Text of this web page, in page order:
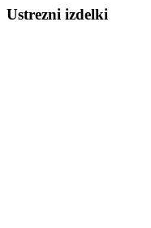
Ustrezni izdelki